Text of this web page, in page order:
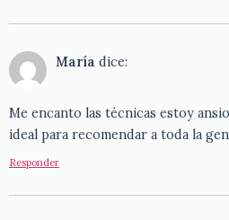
María dice:
Me encanto las técnicas estoy
ideal para recomendar a toda la
Responder